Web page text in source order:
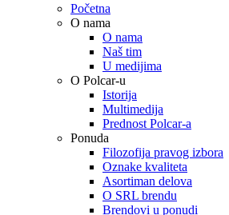
Početna
O nama
O nama
Naš tim
U medijima
O Polcar-u
Istorija
Multimedija
Prednost Polcar-a
Ponuda
Filozofija pravog izbora
Oznake kvaliteta
Asortiman delova
O SRL brendu
Brendovi u ponudi